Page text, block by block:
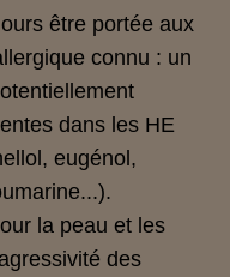
être portée aux
connu : un
dans les HE
eugénol,
la peau et les
des